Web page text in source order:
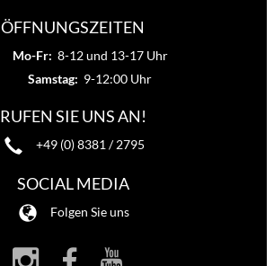
ÖFFNUNGSZEITEN
Mo-Fr: 8-12 und 13-17 Uhr
Samstag: 9-12:00 Uhr
RUFEN SIE UNS AN!
+49 (0) 8381 / 2795
SOCIAL MEDIA
Folgen Sie uns